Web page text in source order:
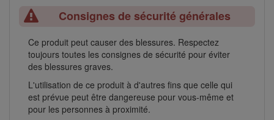
Consignes de sécurité générales
Ce produit peut causer des blessures. Respectez
toujours toutes les consignes de sécurité pour éviter
des blessures graves.
L'utilisation de ce produit à d'autres fins que celle qui
est prévue peut être dangereuse pour vous-même et
pour les personnes à proximité.